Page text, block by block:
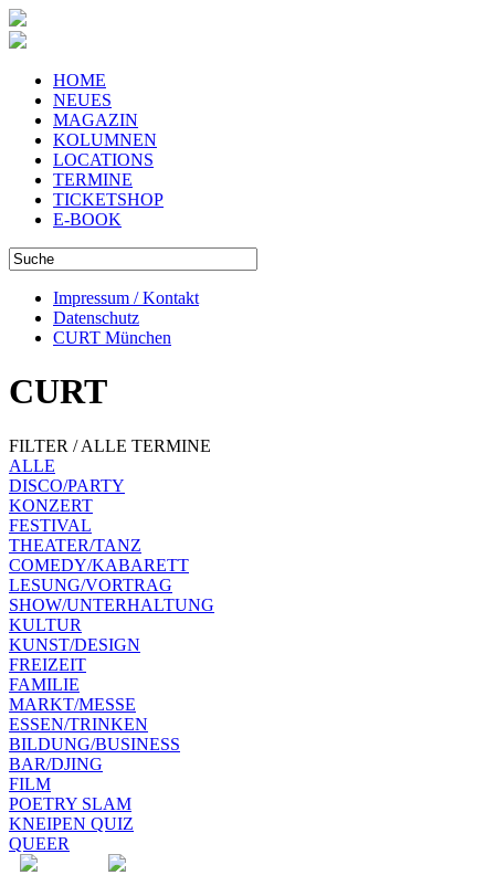
HOME
NEUES
MAGAZIN
KOLUMNEN
LOCATIONS
TERMINE
TICKETSHOP
E-BOOK
Impressum / Kontakt
Datenschutz
CURT München
CURT
FILTER / ALLE TERMINE
ALLE
DISCO/PARTY
KONZERT
FESTIVAL
THEATER/TANZ
COMEDY/KABARETT
LESUNG/VORTRAG
SHOW/UNTERHALTUNG
KULTUR
KUNST/DESIGN
FREIZEIT
FAMILIE
MARKT/MESSE
ESSEN/TRINKEN
BILDUNG/BUSINESS
BAR/DJING
FILM
POETRY SLAM
KNEIPEN QUIZ
QUEER